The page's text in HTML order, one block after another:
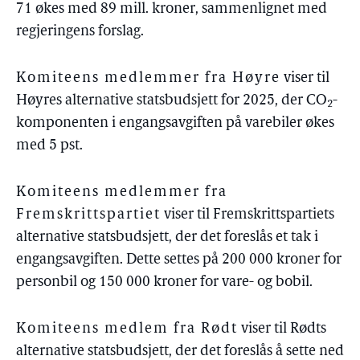
71 økes med 89 mill. kroner, sammenlignet med
regjeringens forslag.
Komiteens medlemmer fra Høyre viser til
Høyres alternative statsbudsjett for 2025, der CO2-
komponenten i engangsavgiften på varebiler økes
med 5 pst.
Komiteens medlemmer fra
Fremskrittspartiet viser til Fremskrittspartiets
alternative statsbudsjett, der det foreslås et tak i
engangsavgiften. Dette settes på 200 000 kroner for
personbil og 150 000 kroner for vare- og bobil.
Komiteens medlem fra Rødt viser til Rødts
alternative statsbudsjett, der det foreslås å sette ned